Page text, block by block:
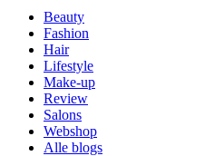
Beauty
Fashion
Hair
Lifestyle
Make-up
Review
Salons
Webshop
Alle blogs